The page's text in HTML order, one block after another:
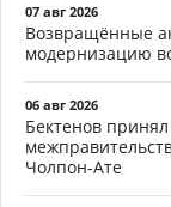
07 авг 2026
Возвращённые
модернизацию
06 авг 2026
Бектенов
Чолпон-Ате